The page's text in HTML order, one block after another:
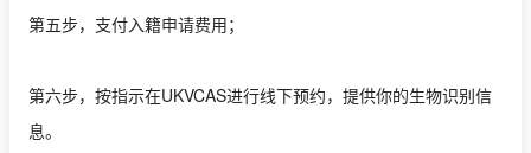
第五步，支付入籍申请费用；
第六步，按指示在UKVCAS进行线下预约，提供你的生物识别信
息。